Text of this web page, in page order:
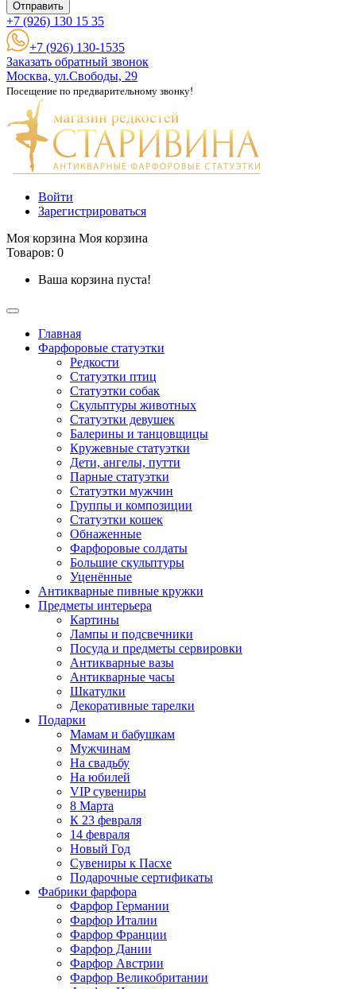
Отправить
+7 (926) 130 15 35
+7 (926) 130-1535
Заказать обратный звонок
Москва, ул.Свободы, 29
Посещение по предварительному звонку!
Войти
Зарегистрироваться
Моя корзина Моя корзина
Товаров: 0
Ваша корзина пуста!
Главная
Фарфоровые статуэтки
Редкости
Cтатуэтки птиц
Cтатуэтки собак
Скульптуры животных
Статуэтки девушек
Балерины и танцовщицы
Кружевные статуэтки
Дети, ангелы, путти
Парные статуэтки
Статуэтки мужчин
Группы и композиции
Статуэтки кошек
Обнаженные
Фарфоровые солдаты
Большие скульптуры
Уценённые
Антикварные пивные кружки
Предметы интерьера
Картины
Лампы и подсвечники
Посуда и предметы сервировки
Антикварные вазы
Антикварные часы
Шкатулки
Декоративные тарелки
Подарки
Мамам и бабушкам
Мужчинам
На свадьбу
На юбилей
VIP сувениры
8 Марта
К 23 февраля
14 февраля
Новый Год
Сувениры к Пасхе
Подарочные сертификаты
Фабрики фарфора
Фарфор Германии
Фарфор Италии
Фарфор Франции
Фарфор Дании
Фарфор Австрии
Фарфор Великобритании